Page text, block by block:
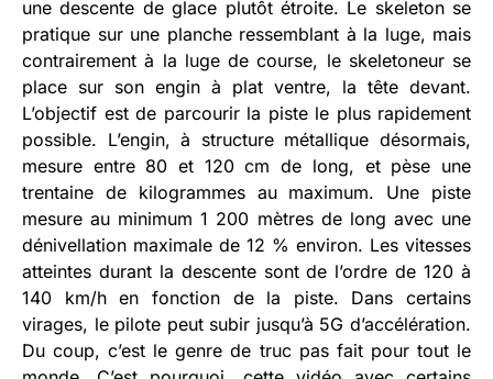
une descente de glace plutôt étroite. Le skeleton se
pratique sur une planche ressemblant à la luge, mais
contrairement à la luge de course, le skeletoneur se
place sur son engin à plat ventre, la tête devant.
L’objectif est de parcourir la piste le plus rapidement
possible. L’engin, à structure métallique désormais,
mesure entre 80 et 120 cm de long, et pèse une
trentaine de kilogrammes au maximum. Une piste
mesure au minimum 1 200 mètres de long avec une
dénivellation maximale de 12 % environ. Les vitesses
atteintes durant la descente sont de l’ordre de 120 à
140 km/h en fonction de la piste. Dans certains
virages, le pilote peut subir jusqu’à 5G d’accélération.
Du coup, c’est le genre de truc pas fait pour tout le